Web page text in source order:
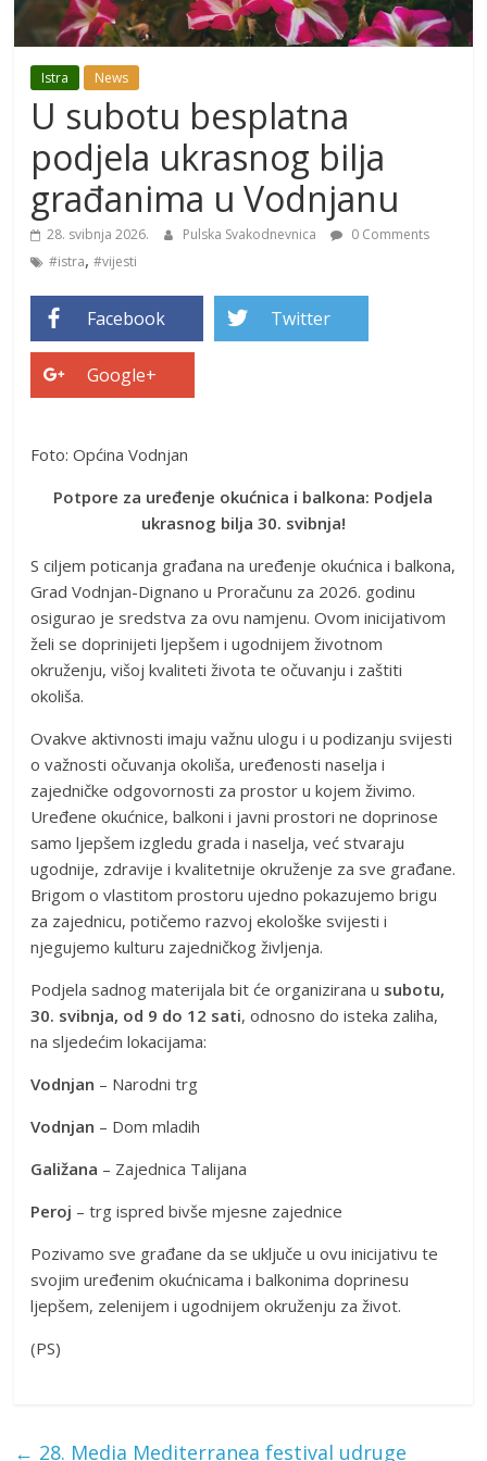
Istra News
U subotu besplatna
podjela ukrasnog bilja
građanima u Vodnjanu
28. svibnja 2026. Pulska Svakodnevnica
0 Comments
#istra,#vijesti
Facebook Twitter
Google+
Foto: Općina Vodnjan
Potpore za uređenje okućnica i balkona: Podjela
ukrasnog bilja 30. svibnja!
S ciljem poticanja građana na uređenje okućnica i balkona,
Grad Vodnjan-Dignano u Proračunu za 2026. godinu
osigurao je sredstva za ovu namjenu. Ovom inicijativom
želi se doprinijeti ljepšem i ugodnijem životnom
okruženju, višoj kvaliteti života te očuvanju i zaštiti
okoliša.
Ovakve aktivnosti imaju važnu ulogu i u podizanju svijesti
o važnosti očuvanja okoliša, uređenosti naselja i
zajedničke odgovornosti za prostor u kojem živimo.
Uređene okućnice, balkoni i javni prostori ne doprinose
samo ljepšem izgledu grada i naselja, već stvaraju
ugodnije, zdravije i kvalitetnije okruženje za sve građane.
Brigom o vlastitom prostoru ujedno pokazujemo brigu
za zajednicu, potičemo razvoj ekološke svijesti i
njegujemo kulturu zajedničkog življenja.
Podjela sadnog materijala bit će organizirana u subotu,
30. svibnja, od 9 do 12 sati, odnosno do isteka zaliha,
na sljedećim lokacijama:
Vodnjan – Narodni trg
Vodnjan – Dom mladih
Galižana – Zajednica Talijana
Peroj – trg ispred bivše mjesne zajednice
Pozivamo sve građane da se uključe u ovu inicijativu te
svojim uređenim okućnicama i balkonima doprinesu
ljepšem, zelenijem i ugodnijem okruženju za život.
(PS)
← 28. Media Mediterranea festival udruge